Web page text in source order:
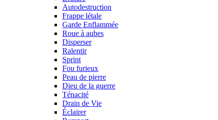
Autodestruction
Frappe létale
Garde Enflammée
Roue à aubes
Disperser
Ralentir
Sprint
Fou furieux
Peau de pierre
Dieu de la guerre
Ténacité
Drain de Vie
Éclairer